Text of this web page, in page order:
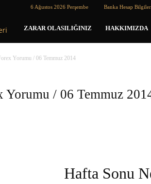
6 Ağustos 2026 Perşembe Banka Hesap
Forex
Koçu
ZARAR OLASILIĞINIZ HAKKIMIZDA
Yorumu / 06 Temmuz 2014
Yorumu / 06 Temmuz
Hafta Sonu